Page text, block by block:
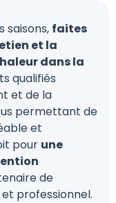
saisons, faites
et la
dans la
qualifiés
et de la
permettant de
et
pour une
de
professionnel.